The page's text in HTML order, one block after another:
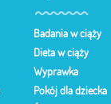
Badania w ciąży
Dieta w ciąży
Wyprawka
Pokój dla dziecka